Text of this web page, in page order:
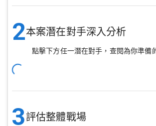
2本案潛在對手深入分析
點擊下方任一潛在對手，查閱為你準備
3評估整體戰場